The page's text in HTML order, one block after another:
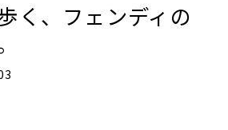
く、フェンディの